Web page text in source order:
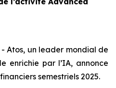
- Atos, un leader mondial de
enrichie par l’IA, annonce
semestriels 2025.